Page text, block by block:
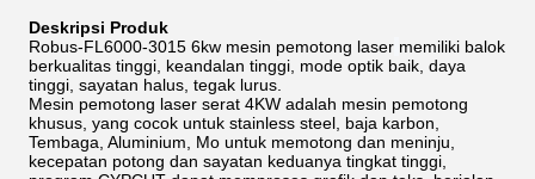
Deskripsi Produk
Robus-FL6000-3015 6kw mesin pemotong laser memiliki balok
berkualitas tinggi, keandalan tinggi, mode optik baik, daya
tinggi, sayatan halus, tegak lurus.
Mesin pemotong laser serat 4KW adalah mesin pemotong
khusus, yang cocok untuk stainless steel, baja karbon,
Tembaga, Aluminium, Mo untuk memotong dan meninju,
kecepatan potong dan sayatan keduanya tingkat tinggi,